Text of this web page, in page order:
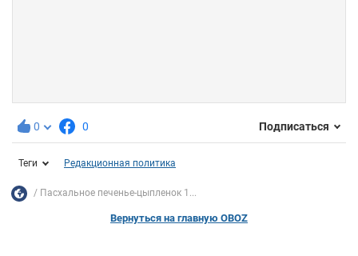
0 0 Подписаться
Теги Редакционная политика
Пасхальное печенье-цыпленок 1...
Вернуться на главную OBOZ